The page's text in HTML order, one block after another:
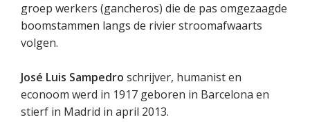
groep werkers (gancheros) die de pas omgezaagde
boomstammen langs de rivier stroomafwaarts
volgen.
José Luis Sampedro schrijver, humanist en
econoom werd in 1917 geboren in Barcelona en
stierf in Madrid in april 2013.